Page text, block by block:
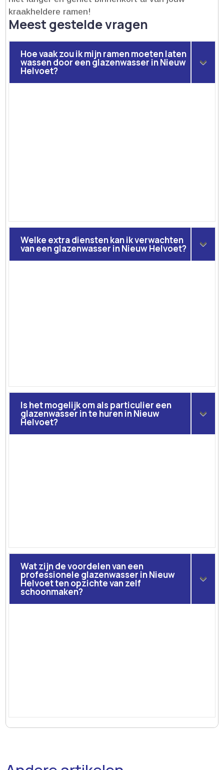
kraakheldere ramen!
Meest gestelde vragen
Hoe vaak zou ik mijn ramen moeten laten
wassen door een glazenwasser in Nieuw
Helvoet?
Welke extra diensten kan ik verwachten
van een glazenwasser in Nieuw Helvoet?
Is het mogelijk om als particulier een
glazenwasser in te huren in Nieuw
Helvoet?
Wat zijn de voordelen van een
professionele glazenwasser in Nieuw
Helvoet ten opzichte van zelf
schoonmaken?